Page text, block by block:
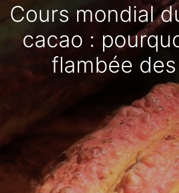
Cours mondial
cacao :
flambée